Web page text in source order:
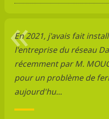
En 2021, j'avais fait
l'entreprise du réseau
récemment par M.
pour un problème de
aujourd'hu...